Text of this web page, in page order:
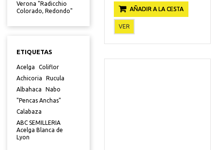
Verona "Radicchio
Colorado, Redondo"
ETIQUETAS
Acelga
Coliflor
Achicoria
Rucula
Albahaca
Nabo
"Pencas Anchas"
Calabaza
ABC SEMILLERIA
Acelga Blanca de
Lyon
AÑADIR A LA CESTA
VER